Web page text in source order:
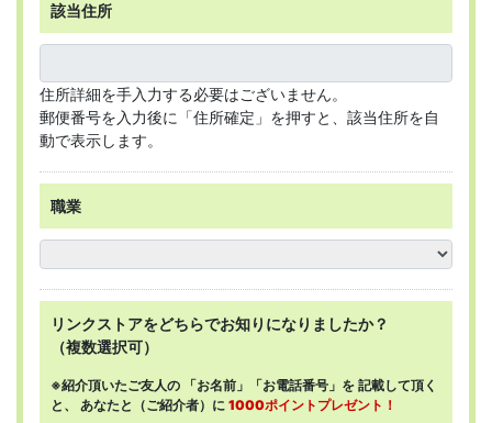
該当住所
住所詳細を手入力する必要はございません。
郵便番号を入力後に「住所確定」を押すと、該当住所を自
動で表示します。
職業
リンクストアをどちらでお知りになりましたか？
（複数選択可）
※紹介頂いたご友人の 「お名前」「お電話番号」を 記載して頂く
と、 あなたと（ご紹介者）に 1000ポイントプレゼント！